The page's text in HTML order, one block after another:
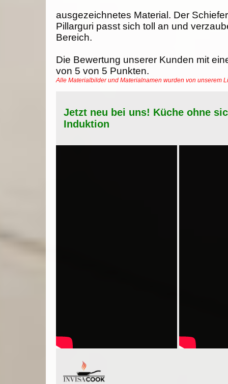
ausgezeichnetes Material. Der
Pillarguri passt sich toll an und
Bereich.
Die Bewertung unserer Kunden mit
von 5 von 5 Punkten.
Alle Materialbilder und Materialnamen wurden von unserem
Jetzt neu bei uns! Küche ohne
Induktion